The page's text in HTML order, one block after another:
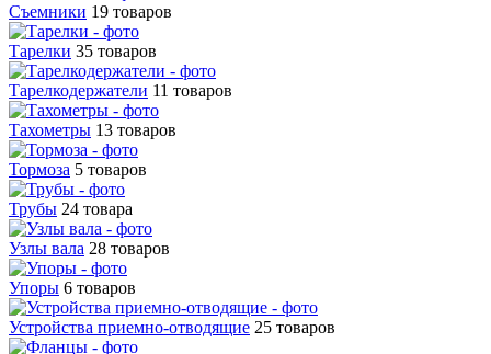
Съемники 19 товаров
Тарелки 35 товаров
Тарелкодержатели 11 товаров
Тахометры 13 товаров
Тормоза 5 товаров
Трубы 24 товара
Узлы вала 28 товаров
Упоры 6 товаров
Устройства приемно-отводящие 25 товаров